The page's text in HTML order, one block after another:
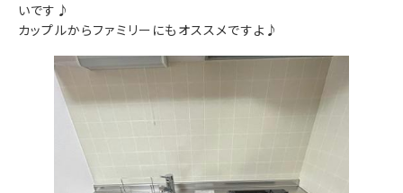
いです♪
カップルからファミリーにもオススメですよ♪